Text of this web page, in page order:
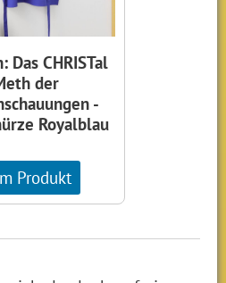
Das CHRISTal
der
-
Royalblau
Produkt